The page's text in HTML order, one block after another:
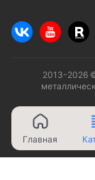
2013-2026
Главная